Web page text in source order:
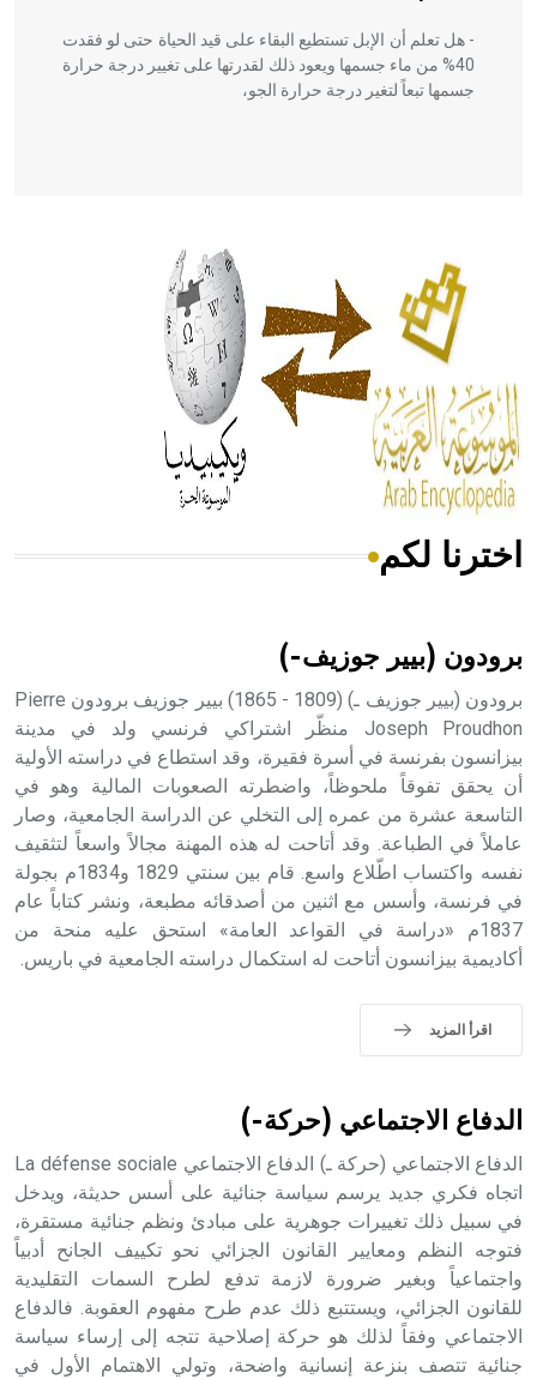
- هل تعلم أن الإبل تستطيع البقاء على قيد الحياة حتى لو فقدت
40% من ماء جسمها ويعود ذلك لقدرتها على تغيير درجة حرارة
جسمها تبعاً لتغير درجة حرارة الجو،
الحكم، الأدلة، تنظيم التغذية، ورسالته في جروح الرأس. ويعود
له الفضل بأنه حرر الطب من الدين والفلسفة.
- هل تعلم أن المرجان إفراز حيواني يتكون في البحر ويتركب
من مادة كربونات الكلسيوم، وهو أحمر أو شديد الحمرة وهو
أجود أنواعه، ويمتاز بكبر الحجم ويسمى الش
هل تعلم أن الأبسيد كلمة فرنسية اللفظ تم اعتمادها مصطلحاً
- هل تعلم أن أبجر Abgar اسم معروف جيداً يعود إلى عدد من
الملوك الذين حكموا مدينة إديسا (الرها) من أبجر الأول وحتى
التاسع، وهم ينتسبون إلى أسرة أوسروين
- هل تعلم أن الأبجدية الكنعانية تتألف من /22/ علامة كتابية
sign تكتب منفصلة غير متصلة، وتعتمد المبدأ الأكوروفوني،
اخترنا لكم
برودون (بيير جوزيف-)
برودون (بيير جوزيف ـ) (1809 - 1865) بيير جوزيف برودون Pierre
Joseph Proudhon منظّر اشتراكي فرنسي ولد في مدينة
بيزانسون بفرنسة في أسرة فقيرة، وقد استطاع في دراسته الأولية
أن يحقق تفوقاً ملحوظاً، واضطرته الصعوبات المالية وهو في
التاسعة عشرة من عمره إلى التخلي عن الدراسة الجامعية، وصار
عاملاً في الطباعة. وقد أتاحت له هذه المهنة مجالاً واسعاً لتثقيف
نفسه واكتساب اطّلاع واسع. قام بين سنتي 1829 و1834م بجولة
في فرنسة، وأسس مع اثنين من أصدقائه مطبعة، ونشر كتاباً عام
1837م «دراسة في القواعد العامة» استحق عليه منحة من
أكاديمية بيزانسون أتاحت له استكمال دراسته الجامعية في باريس.
اقرأ المزيد
الدفاع الاجتماعي (حركة-)
الدفاع الاجتماعي (حركة ـ) الدفاع الاجتماعي La défense sociale
اتجاه فكري جديد يرسم سياسة جنائية على أسس حديثة، ويدخل
في سبيل ذلك تغييرات جوهرية على مبادئ ونظم جنائية مستقرة،
فتوجه النظم ومعايير القانون الجزائي نحو تكييف الجانح أدبياً
واجتماعياً وبغير ضرورة لازمة تدفع لطرح السمات التقليدية
للقانون الجزائي، ويستتبع ذلك عدم طرح مفهوم العقوبة. فالدفاع
الاجتماعي وفقاً لذلك هو حركة إصلاحية تتجه إلى إرساء سياسة
جنائية تتصف بنزعة إنسانية واضحة، وتولي الاهتمام الأول في